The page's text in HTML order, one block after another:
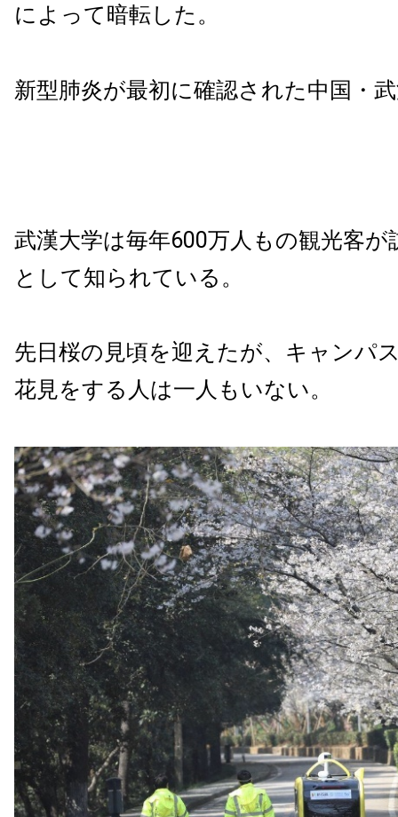
によって暗転した。
新型肺炎が最初に確認された中国・
武漢大学は毎年600万人もの観光客が
として知られている。
先日桜の見頃を迎えたが、キャンパ
花見をする人は一人もいない。